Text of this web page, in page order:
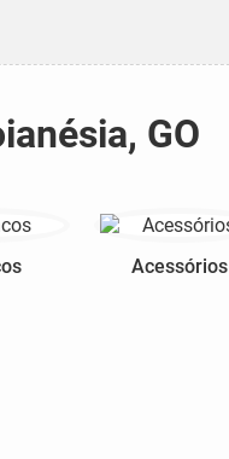
GO
Acessórios